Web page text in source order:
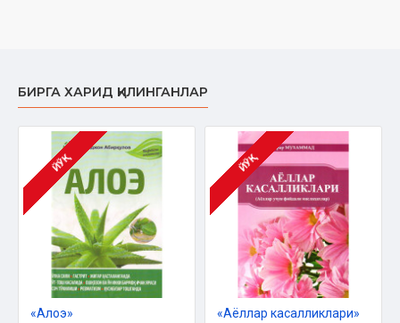
БИРГА ХАРИД ҚИЛИНГАНЛАР
ЙЎҚ
‎«Алоэ»
ЙЎҚ
«Аёллар касалликлари»